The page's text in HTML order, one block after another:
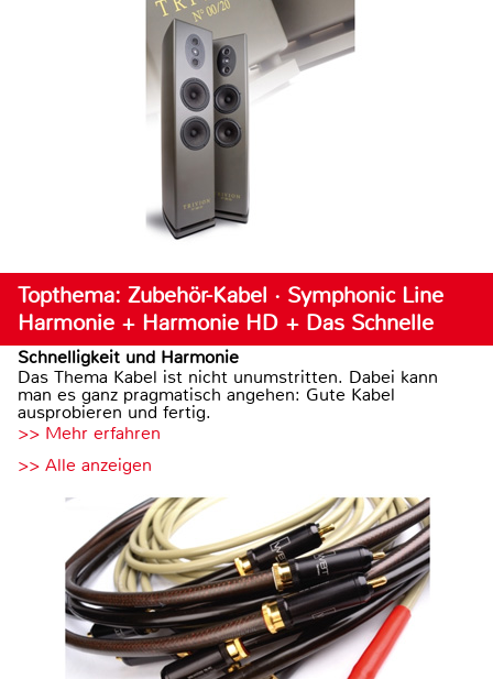
Topthema: Zubehör-Kabel · Symphonic Line
Harmonie + Harmonie HD + Das Schnelle
Schnelligkeit und Harmonie
Das Thema Kabel ist nicht unumstritten. Dabei kann
man es ganz pragmatisch angehen: Gute Kabel
ausprobieren und fertig.
>> Mehr erfahren
>> Alle anzeigen